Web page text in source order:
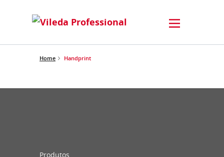
Home Handprint
Produtos